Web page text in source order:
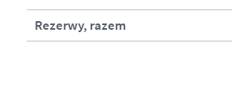
Rezerwy, razem